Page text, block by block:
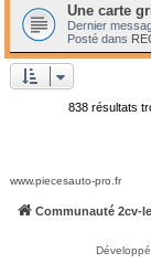
Une carte
Dernier
Posté dans
838 résultats
www.piecesauto-pro.fr
Communauté 2cv-